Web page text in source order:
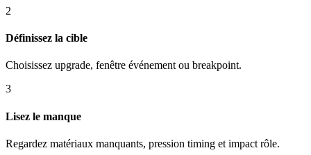
2
Définissez la cible
Choisissez upgrade, fenêtre événement ou breakpoint.
3
Lisez le manque
Regardez matériaux manquants, pression timing et impact rôle.